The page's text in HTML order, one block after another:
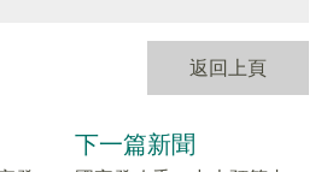
返回上頁
下一篇新聞